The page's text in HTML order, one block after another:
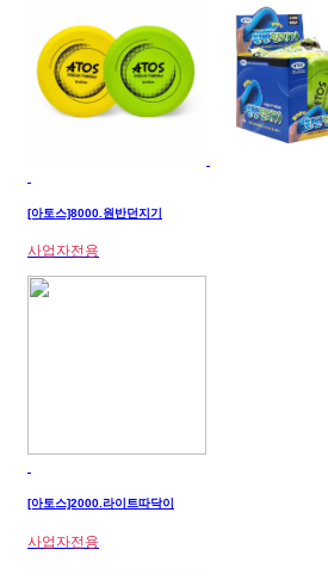
[아토스]8000.원반던지기
사업자전용
[아토스]2000.라이트따닥이
사업자전용